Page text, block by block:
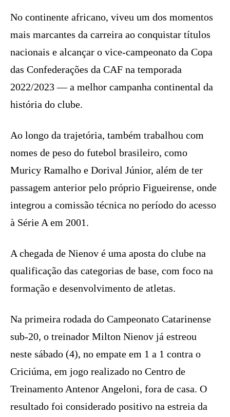
No continente africano, viveu um dos momentos
mais marcantes da carreira ao conquistar títulos
nacionais e alcançar o vice-campeonato da Copa
das Confederações da CAF na temporada
2022/2023 — a melhor campanha continental da
história do clube.
Ao longo da trajetória, também trabalhou com
nomes de peso do futebol brasileiro, como
Muricy Ramalho e Dorival Júnior, além de ter
passagem anterior pelo próprio Figueirense, onde
integrou a comissão técnica no período do acesso
à Série A em 2001.
A chegada de Nienov é uma aposta do clube na
qualificação das categorias de base, com foco na
formação e desenvolvimento de atletas.
Na primeira rodada do Campeonato Catarinense
sub-20, o treinador Milton Nienov já estreou
neste sábado (4), no empate em 1 a 1 contra o
Criciúma, em jogo realizado no Centro de
Treinamento Antenor Angeloni, fora de casa. O
resultado foi considerado positivo na estreia da